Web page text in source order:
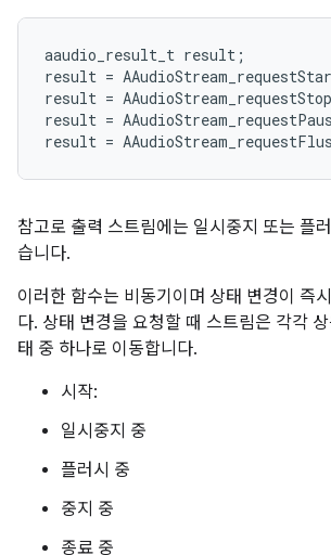
aaudio_result_t result ;
result =
result = AAudioStream_requestStop
result =
result =
참고로 출력 스트림에는 일시중지 또는 플
습니다.
이러한 함수는 비동기이며 상태 변경이 즉
다. 상태 변경을 요청할 때 스트림은 각각
태 중 하나로 이동합니다.
시작:
일시중지 중
플러시 중
중지 중
종료 중